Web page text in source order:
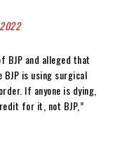
BJP and alleged that
BJP is using surgical
If anyone is dying,
for it, not BJP,”